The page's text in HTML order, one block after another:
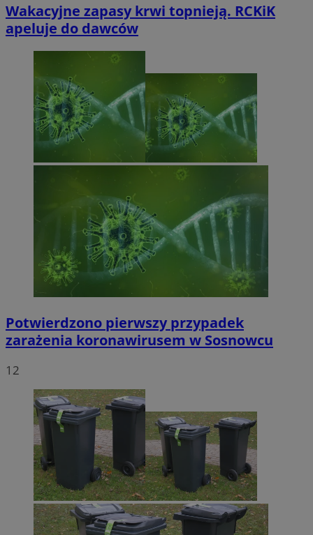
Wakacyjne zapasy krwi topnieją. RCKiK
apeluje do dawców
Potwierdzono pierwszy przypadek
zarażenia koronawirusem w Sosnowcu
12